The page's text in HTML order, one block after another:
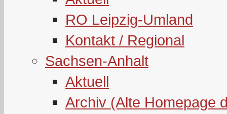
RO Leipzig-Umland
Kontakt / Regional
Sachsen-Anhalt
Aktuell
Archiv (Alte Homepage